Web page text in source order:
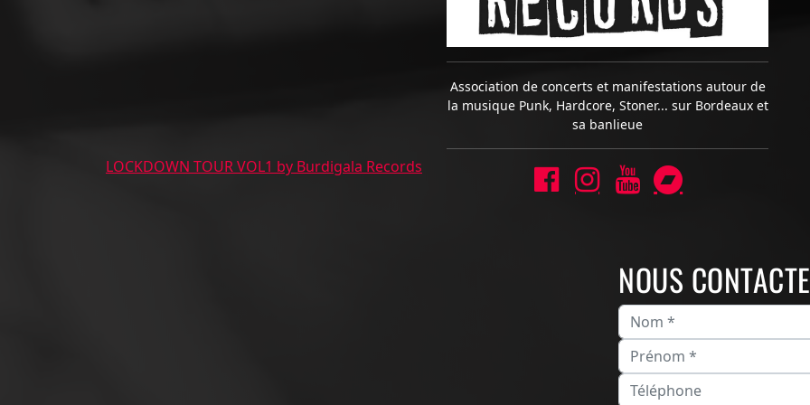
LOCKDOWN TOUR VOL1 by Burdigala Records
Association de concerts et manifestations autour de
la musique Punk, Hardcore, Stoner... sur Bordeaux et
sa banlieue
NOUS